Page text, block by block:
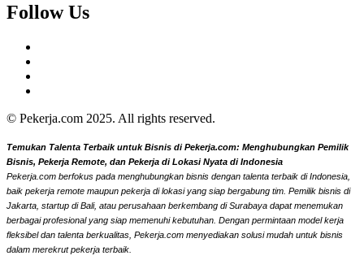
Follow Us
© Pekerja.com 2025. All rights reserved.
Temukan Talenta Terbaik untuk Bisnis di Pekerja.com: Menghubungkan Pemilik
Bisnis, Pekerja Remote, dan Pekerja di Lokasi Nyata di Indonesia
Pekerja.com berfokus pada menghubungkan bisnis dengan talenta terbaik di Indonesia,
baik pekerja remote maupun pekerja di lokasi yang siap bergabung tim. Pemilik bisnis di
Jakarta, startup di Bali, atau perusahaan berkembang di Surabaya dapat menemukan
berbagai profesional yang siap memenuhi kebutuhan. Dengan permintaan model kerja
fleksibel dan talenta berkualitas, Pekerja.com menyediakan solusi mudah untuk bisnis
dalam merekrut pekerja terbaik.